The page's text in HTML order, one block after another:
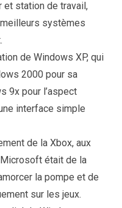
et station de travail,
systèmes
de Windows XP, qui
2000 pour sa
9x pour l’aspect
interface simple
de la Xbox, aux
était de la
la pompe et de
sur les jeux.